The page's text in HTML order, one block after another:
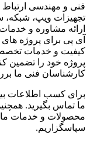
فنی و مهندسی
تجهیزات ویپ، شبکه،
ارائه مشاوره و
آی پی برای پروژه
کیفیت و خدمات
پروژه خود را تضمین
کارشناسان فنی ما
برای کسب اطلاعات
ما تماس بگیرید.
محصولات و خدمات ما
سپاسگزاریم.